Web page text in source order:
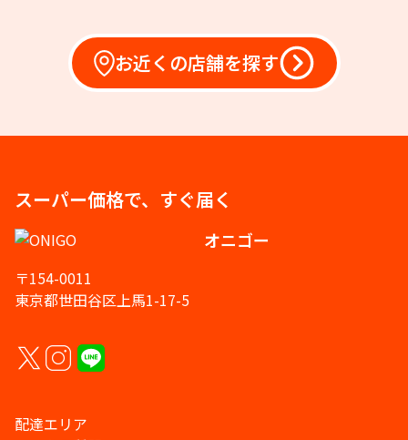
お近くの店舗を探す
スーパー価格で、すぐ届く
オニゴー
〒154-0011
東京都世田谷区上馬1-17-5
配達エリア